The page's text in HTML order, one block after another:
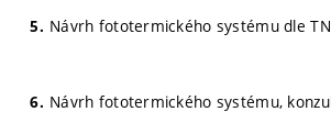
Návrh fototermického systému dle
Návrh fototermického systému,